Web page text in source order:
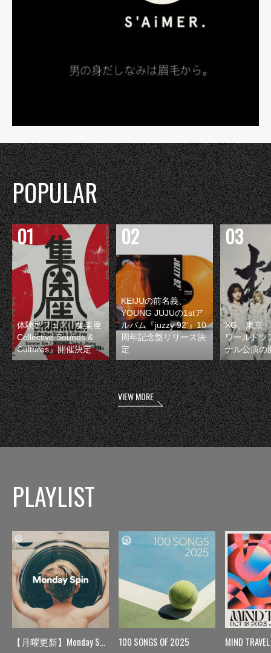
POPULAR
体験型フェス『集楽座
Collective Sounds &
Cultures』開催決定
KEIJUの前名義、
YOUNG JUJUの1stア
ルバム『juzzy 92’』10
周年記念盤リリース決
定
XG、東京
ワールドツ
ナル公演の
VIEW MORE
PLAYLIST
【月曜更新】Monday Spin 100 SONGS OF 2025 MIND TRAVEL